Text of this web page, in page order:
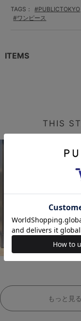
TAGS： #PUBLICTOKYO
#ワンピース
ITEMS
THIS
もっと見る